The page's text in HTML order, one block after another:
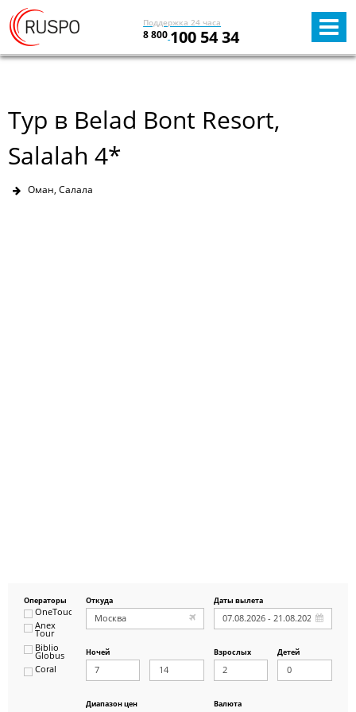
Поддержка 24 часа
8 800 100 54 34
Тур в Belad Bont Resort,
Salalah 4*
Оман, Салала
Операторы
OneTouch&Travel
Anex
Tour
Biblio
Globus
Coral
Откуда Даты вылета
Ночей Взрослых Детей
Диапазон цен
Валюта